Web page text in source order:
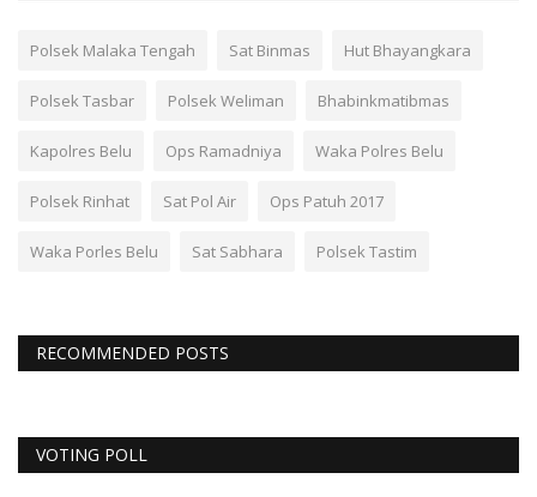
Polsek Malaka Tengah Sat Binmas Hut Bhayangkara
Polsek Tasbar Polsek Weliman Bhabinkmatibmas
Kapolres Belu Ops Ramadniya Waka Polres Belu
Polsek Rinhat Sat Pol Air Ops Patuh 2017
Waka Porles Belu Sat Sabhara Polsek Tastim
RECOMMENDED POSTS
VOTING POLL